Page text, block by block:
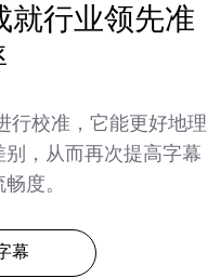
就行业领先准
行校准，它能更好地理
，从而再次提高字幕
度。
幕